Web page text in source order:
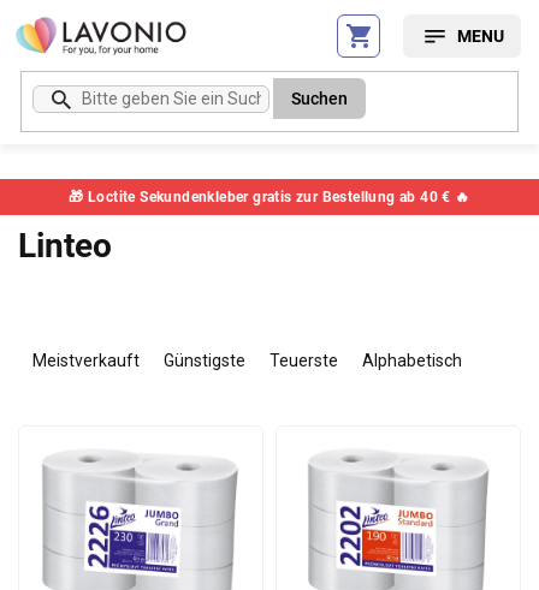
Zum
Inhalt
springen
🎁 Loctite Sekundenkleber gratis zur Bestellung ab 40 € 🔥
Suchen
Linteo
Meistverkauft Günstigste Teuerste Alphabetisch